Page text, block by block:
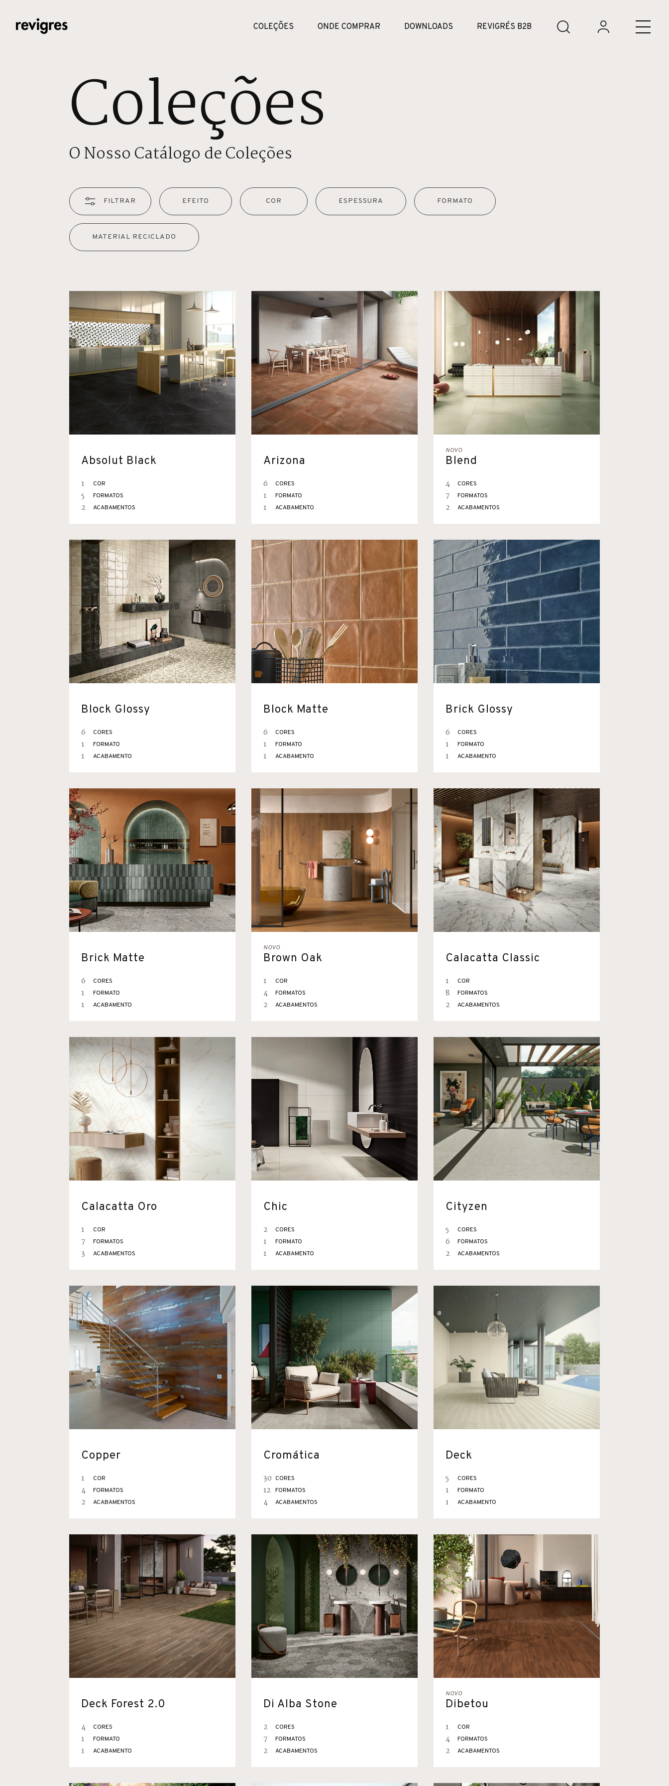
COLEÇÕES ONDE COMPRAR DOWNLOADS REVIGRÉS B2B
Coleções
O Nosso Catálogo de Coleções
FILTRAR EFEITO COR ESPESSURA FORMATO
MATERIAL RECICLADO
Absolut Black
1 COR
5 FORMATOS
2 ACABAMENTOS
Arizona
6 CORES
1 FORMATO
1 ACABAMENTO
NOVO
Blend
4 CORES
7 FORMATOS
2 ACABAMENTOS
Block Glossy
6 CORES
1 FORMATO
1 ACABAMENTO
Block Matte
6 CORES
1 FORMATO
1 ACABAMENTO
Brick Glossy
6 CORES
1 FORMATO
1 ACABAMENTO
Brick Matte
6 CORES
1 FORMATO
1 ACABAMENTO
NOVO
Brown Oak
1 COR
4 FORMATOS
2 ACABAMENTOS
Calacatta Classic
1 COR
8 FORMATOS
2 ACABAMENTOS
Calacatta Oro
1 COR
7 FORMATOS
3 ACABAMENTOS
Chic
2 CORES
1 FORMATO
1 ACABAMENTO
Cityzen
5 CORES
6 FORMATOS
2 ACABAMENTOS
Copper
1 COR
4 FORMATOS
2 ACABAMENTOS
Cromática
30 CORES
12 FORMATOS
4 ACABAMENTOS
Deck
5 CORES
1 FORMATO
1 ACABAMENTO
Deck Forest 2.0
4 CORES
1 FORMATO
1 ACABAMENTO
Di Alba Stone
2 CORES
7 FORMATOS
2 ACABAMENTOS
NOVO
Dibetou
1 COR
4 FORMATOS
2 ACABAMENTOS